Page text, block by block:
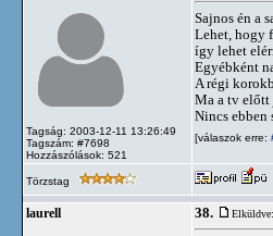
Tagság: 2003-12-11 13:26:49
Tagszám: #7698
Hozzászólások: 521
Sajnos én a
Lehet, hogy
így lehet
Egyébként
A régi
Ma a tv előtt
Nincs ebben
[válaszok erre:
Törzstag
laurell 38.